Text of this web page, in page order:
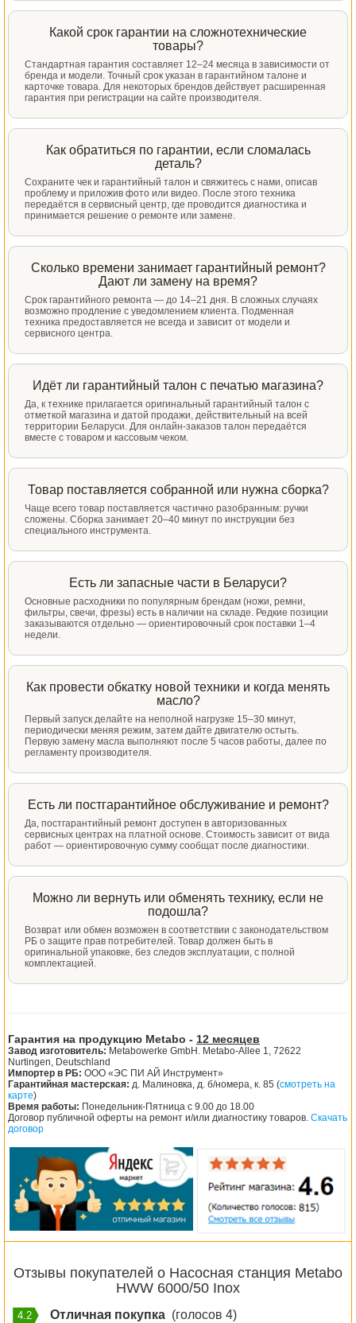
Какой срок гарантии на сложнотехнические
товары?
Стандартная гарантия составляет 12–24 месяца в зависимости от
бренда и модели. Точный срок указан в гарантийном талоне и
карточке товара. Для некоторых брендов действует расширенная
гарантия при регистрации на сайте производителя.
Как обратиться по гарантии, если сломалась
деталь?
Сохраните чек и гарантийный талон и свяжитесь с нами, описав
проблему и приложив фото или видео. После этого техника
передаётся в сервисный центр, где проводится диагностика и
принимается решение о ремонте или замене.
Сколько времени занимает гарантийный ремонт?
Дают ли замену на время?
Срок гарантийного ремонта — до 14–21 дня. В сложных случаях
возможно продление с уведомлением клиента. Подменная
техника предоставляется не всегда и зависит от модели и
сервисного центра.
Идёт ли гарантийный талон с печатью магазина?
Да, к технике прилагается оригинальный гарантийный талон с
отметкой магазина и датой продажи, действительный на всей
территории Беларуси. Для онлайн-заказов талон передаётся
вместе с товаром и кассовым чеком.
Товар поставляется собранной или нужна сборка?
Чаще всего товар поставляется частично разобранным: ручки
сложены. Сборка занимает 20–40 минут по инструкции без
специального инструмента.
Есть ли запасные части в Беларуси?
Основные расходники по популярным брендам (ножи, ремни,
фильтры, свечи, фрезы) есть в наличии на складе. Редкие позиции
заказываются отдельно — ориентировочный срок поставки 1–4
недели.
Как провести обкатку новой техники и когда менять
масло?
Первый запуск делайте на неполной нагрузке 15–30 минут,
периодически меняя режим, затем дайте двигателю остыть.
Первую замену масла выполняют после 5 часов работы, далее по
регламенту производителя.
Есть ли постгарантийное обслуживание и ремонт?
Да, постгарантийный ремонт доступен в авторизованных
сервисных центрах на платной основе. Стоимость зависит от вида
работ — ориентировочную сумму сообщат после диагностики.
Можно ли вернуть или обменять технику, если не
подошла?
Возврат или обмен возможен в соответствии с законодательством
РБ о защите прав потребителей. Товар должен быть в
оригинальной упаковке, без следов эксплуатации, с полной
комплектацией.
Гарантия на продукцию Metabo - 12 месяцев
Завод изготовитель: Metabowerke GmbH. Metabo-Allee 1, 72622
Nurtingen, Deutschland
Импортер в РБ: ООО «ЭС ПИ АЙ Инструмент»
Гарантийная мастерская: д. Малиновка, д. б/номера, к. 85 (смотреть на
карте)
Время работы: Понедельник-Пятница с 9.00 до 18.00
Договор публичной оферты на ремонт и/или диагностику товаров. Скачать
договор
Отзывы покупателей о Насосная станция Metabo
HWW 6000/50 Inox
4.2 Отличная покупка (голосов 4)